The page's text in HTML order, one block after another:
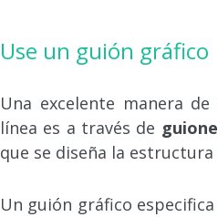
Use un guión gráfico
Una excelente manera
línea es a través de
que se diseña la estructura
Un guión gráfico